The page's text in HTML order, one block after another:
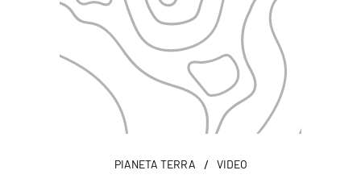
PIANETA TERRA / VIDEO